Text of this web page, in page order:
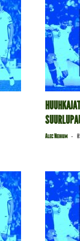
Alec Neihum -